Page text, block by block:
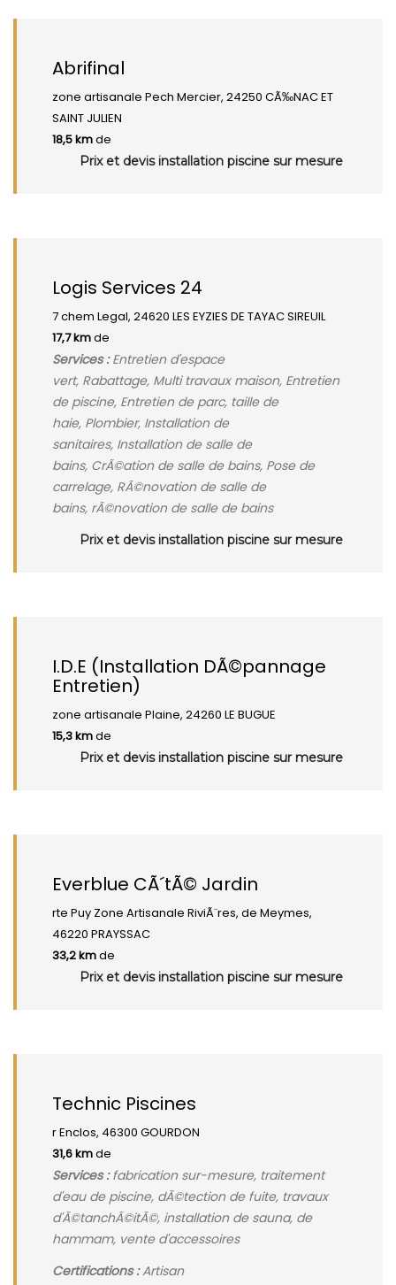
Abrifinal
zone artisanale Pech Mercier, 24250 CÃ‰NAC ET
SAINT JULIEN
18,5 kmde
Prix et devis installation piscine sur mesure
Logis Services 24
7 chem Legal, 24620 LES EYZIES DE TAYAC SIREUIL
17,7 kmde
Services :Entretien d'espace
vert, Rabattage, Multi travaux maison, Entretien
de piscine, Entretien de parc, taille de
haie, Plombier, Installation de
sanitaires, Installation de salle de
bains, CrÃ©ation de salle de bains, Pose de
carrelage, RÃ©novation de salle de
bains, rÃ©novation de salle de bains
Prix et devis installation piscine sur mesure
I.D.E (Installation DÃ©pannage
Entretien)
zone artisanale Plaine, 24260 LE BUGUE
15,3 kmde
Prix et devis installation piscine sur mesure
Everblue CÃ´tÃ© Jardin
rte Puy Zone Artisanale RiviÃ¨res, de Meymes,
46220 PRAYSSAC
33,2 kmde
Prix et devis installation piscine sur mesure
Technic Piscines
r Enclos, 46300 GOURDON
31,6 kmde
Services :fabrication sur-mesure, traitement
d'eau de piscine, dÃ©tection de fuite, travaux
d'Ã©tanchÃ©itÃ©, installation de sauna, de
hammam, vente d'accessoires
Certifications :Artisan